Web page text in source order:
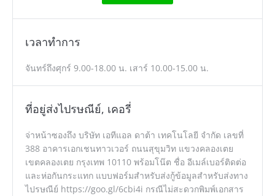
เวลาทำการ
จันทร์ถึงศุกร์ 9.00-18.00 น. เสาร์ 10.00-15.00 น.
ที่อยู่ส่งไปรษณีย์, เคอรี่
จ่าหน้าซองถึง บริษัท เอทีแอล ดาต้า เทคโนโลยี จำกัด เลขที่
388 อาคารเอกเชนทาวเวอร์ ถนนสุขุมวิท แขวงคลองเตย
เขตคลองเตย กรุงเทพ 10110 พร้อมโน๊ต ชื่อ อีเมล์เบอร์ติดต่อ
และห่อกันกระแทก แบบฟอร์มสำหรับส่งกู้ข้อมูลสำหรับส่งทาง
ไปรษณีย์ https://goo.gl/6cbi4i กรณีไม่สะดวกพิมพ์เอกสาร